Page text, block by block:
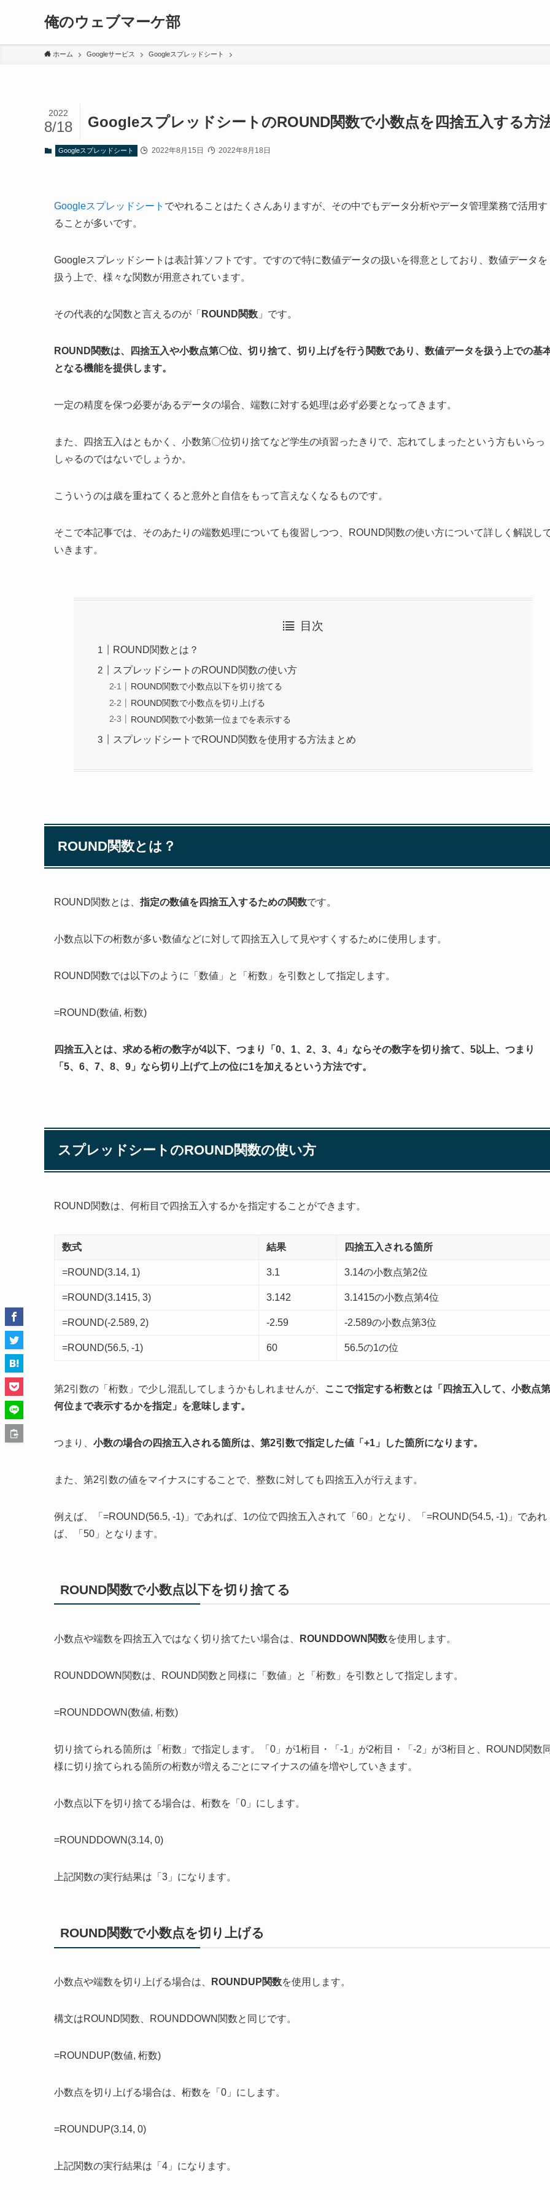
俺のウェブマーケ部
ホーム Googleサービス Googleスプレッドシート
GoogleスプレッドシートのROUND関数で小数点を四捨五入する方
2022
8/18
Googleスプレッドシート 2022年8月15日 2022年8月18日
Googleスプレッドシート でやれることはたくさんありますが、その中でもデータ分析やデータ管理業務で活用す
ることが多いです。
Googleスプレッドシートは表計算ソフトです。ですので特に数値データの扱いを得意としており、数値データを
扱う上で、様々な関数が用意されています。
その代表的な関数と言えるのが「 ROUND関数 」です。
ROUND関数は、四捨五入や小数点第〇位、切り捨て、切り上げを行う関数であり、数値データを扱う上での基
となる機能を提供します。
一定の精度を保つ必要があるデータの場合、端数に対する処理は必ず必要となってきます。
また、四捨五入はともかく、小数第〇位切り捨てなど学生の頃習ったきりで、忘れてしまったという方もいらっ
しゃるのではないでしょうか。
こういうのは歳を重ねてくると意外と自信をもって言えなくなるものです。
そこで本記事では、そのあたりの端数処理についても復習しつつ、ROUND関数の使い方について詳しく解説し
いきます。
目次
ROUND関数とは？
スプレッドシートのROUND関数の使い方
ROUND関数で小数点以下を切り捨てる
ROUND関数で小数点を切り上げる
ROUND関数で小数第一位までを表示する
スプレッドシートでROUND関数を使用する方法まとめ
ROUND関数とは？
ROUND関数とは、 指定の数値を四捨五入するための関数です。
小数点以下の桁数が多い数値などに対して四捨五入して見やすくするために使用します。
ROUND関数では以下のように「数値」と「桁数」を引数として指定します。
=ROUND(数値, 桁数)
四捨五入とは、求める桁の数字が4以下、つまり「0、1、2、3、4」ならその数字を切り捨て、5以上、つまり
「5、6、7、8、9」なら切り上げて上の位に1を加えるという方法です。
スプレッドシートのROUND関数の使い方
ROUND関数は、何桁目で四捨五入するかを指定することができます。
数式 結果 四捨五入される箇所
=ROUND(3.14, 1) 3.1 3.14の小数点第2位
=ROUND(3.1415, 3) 3.142 3.1415の小数点第4位
=ROUND(-2.589, 2) -2.59 -2.589の小数点第3位
=ROUND(56.5, -1) 60 56.5の1の位
第2引数の「桁数」で少し混乱してしまうかもしれませんが、
ここで指定する桁数とは「四捨五入して、小数点第
何位まで表示するかを指定」を意味します。
つまり、 小数の場合の四捨五入される箇所は、第2引数で指定した値「+1」した箇所になります。
また、第2引数の値をマイナスにすることで、整数に対しても四捨五入が行えます。
例えば、「=ROUND(56.5, -1)」であれば、1の位で四捨五入されて「60」となり、「=ROUND(54.5, -1)」であれ
ば、「50」となります。
ROUND関数で小数点以下を切り捨てる
小数点や端数を四捨五入ではなく切り捨てたい場合は、 ROUNDDOWN関数を使用します。
ROUNDDOWN関数は、ROUND関数と同様に「数値」と「桁数」を引数として指定します。
=ROUNDDOWN(数値, 桁数)
切り捨てられる箇所は「桁数」で指定します。「0」が1桁目・「-1」が2桁目・「-2」が3桁目と、ROUND関数
様に切り捨てられる箇所の桁数が増えるごとにマイナスの値を増やしていきます。
小数点以下を切り捨てる場合は、桁数を「0」にします。
=ROUNDDOWN(3.14, 0)
上記関数の実行結果は「3」になります。
ROUND関数で小数点を切り上げる
小数点や端数を切り上げる場合は、 ROUNDUP関数を使用します。
構文はROUND関数、ROUNDDOWN関数と同じです。
=ROUNDUP(数値, 桁数)
小数点を切り上げる場合は、桁数を「0」にします。
=ROUNDUP(3.14, 0)
上記関数の実行結果は「4」になります。